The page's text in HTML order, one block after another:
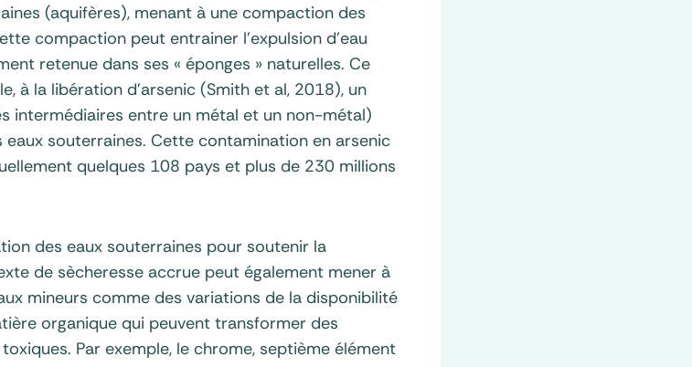
(aquifères), menant à une compaction des
compaction peut entrainer l’expulsion d’eau
retenue dans ses « éponges » naturelles. Ce
à la libération d’arsenic (Smith et al, 2018), un
intermédiaires entre un métal et un non-métal)
eaux souterraines. Cette contamination en arsenic
quelques 108 pays et plus de 230 millions
des eaux souterraines pour soutenir la
de sècheresse accrue peut également mener à
mineurs comme des variations de la disponibilité
organique qui peuvent transformer des
Par exemple, le chrome, septième élément